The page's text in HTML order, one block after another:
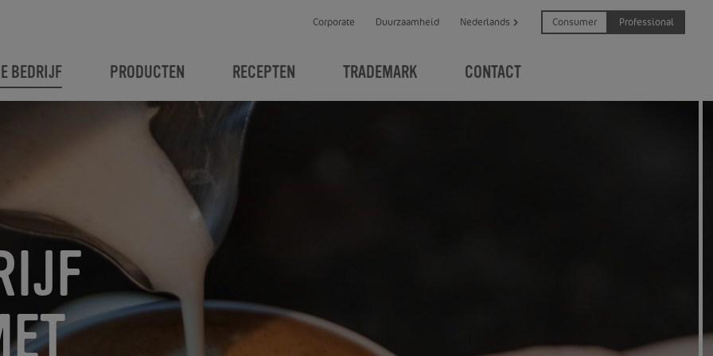
Corporate Duurzaamheid Nederlands Professional
Consumer
BEDRIJF PRODUCTEN RECEPTEN TRADEMARK CONTACT